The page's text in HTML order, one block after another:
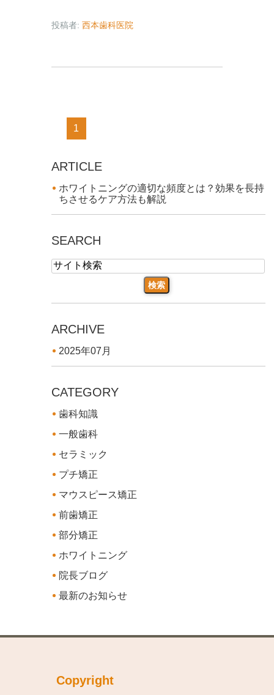
投稿者: 西本歯科医院
1
ARTICLE
ホワイトニングの適切な頻度とは？効果を長持
ちさせるケア方法も解説
SEARCH
ARCHIVE
2025年07月
CATEGORY
歯科知識
一般歯科
セラミック
プチ矯正
マウスピース矯正
前歯矯正
部分矯正
ホワイトニング
院長ブログ
最新のお知らせ
Copyright